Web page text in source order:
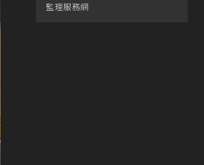
監理服務網